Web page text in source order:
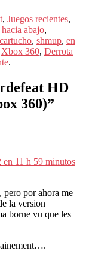
, Juegos recientes,
abajo,
, shmup, en
Xbox 360, Derrota
.
HD
360)”
en 11 h 59 minutos
pero por ahora me
la version
borne vu que les
….